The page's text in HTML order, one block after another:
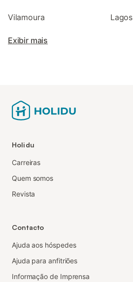
Vilamoura Lagos
Exibir mais
Holidu
Carreiras
Quem somos
Revista
Contacto
Ajuda aos hóspedes
Ajuda para anfitriões
Informação de Imprensa